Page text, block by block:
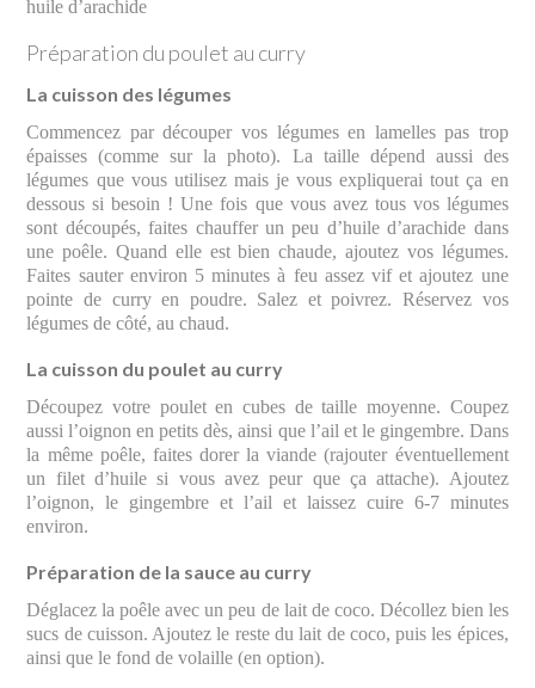
huile d’arachide
Préparation du poulet au curry
La cuisson des légumes
Commencez par découper vos légumes en lamelles pas trop
épaisses (comme sur la photo). La taille dépend aussi des
légumes que vous utilisez mais je vous expliquerai tout ça en
dessous si besoin ! Une fois que vous avez tous vos légumes
sont découpés, faites chauffer un peu d’huile d’arachide dans
une poêle. Quand elle est bien chaude, ajoutez vos légumes.
Faites sauter environ 5 minutes à feu assez vif et ajoutez une
pointe de curry en poudre. Salez et poivrez. Réservez vos
légumes de côté, au chaud.
La cuisson du poulet au curry
Découpez votre poulet en cubes de taille moyenne. Coupez
aussi l’oignon en petits dès, ainsi que l’ail et le gingembre. Dans
la même poêle, faites dorer la viande (rajouter éventuellement
un filet d’huile si vous avez peur que ça attache). Ajoutez
l’oignon, le gingembre et l’ail et laissez cuire 6-7 minutes
environ.
Préparation de la sauce au curry
Déglacez la poêle avec un peu de lait de coco. Décollez bien les
sucs de cuisson. Ajoutez le reste du lait de coco, puis les épices,
ainsi que le fond de volaille (en option).